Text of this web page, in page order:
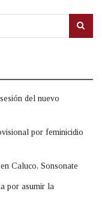
del nuevo
por feminicidio
Caluco, Sonsonate
por asumir la